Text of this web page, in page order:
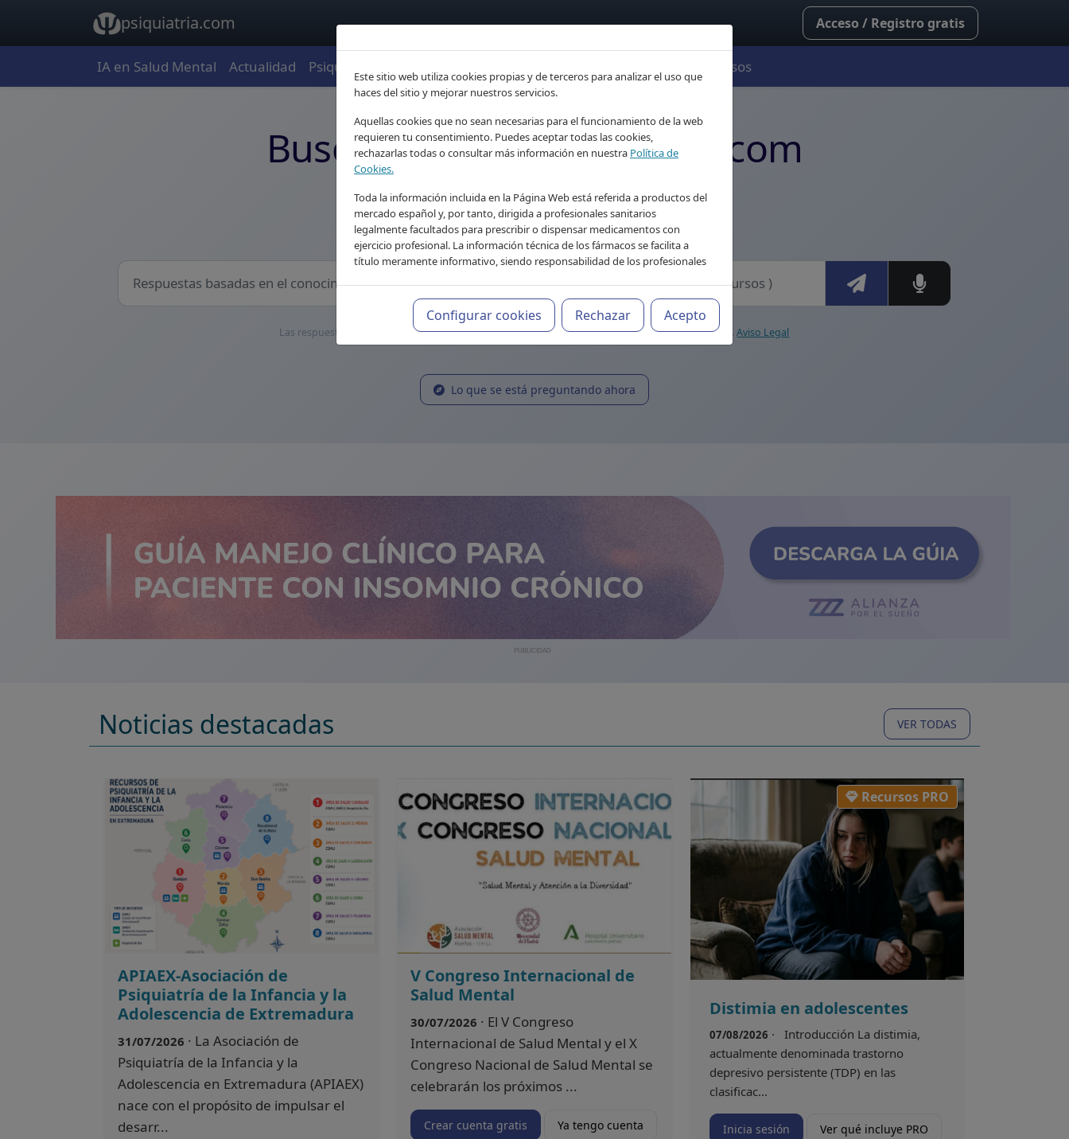
psiquiatria.com Acceso / Registro gratis
IA en Salud Mental Actualidad Psiquiatría Cursos
Este sitio web utiliza cookies propias y de terceros para analizar el uso que
haces del sitio y mejorar nuestros servicios.
Aquellas cookies que no sean necesarias para el funcionamiento de la web
requieren tu consentimiento. Puedes aceptar todas las cookies,
rechazarlas todas o consultar más información en nuestra Política de
Cookies.
Toda la información incluida en la Página Web está referida a productos del
mercado español y, por tanto, dirigida a profesionales sanitarios
legalmente facultados para prescribir o dispensar medicamentos con
ejercicio profesional. La información técnica de los fármacos se facilita a
título meramente informativo, siendo responsabilidad de los profesionales
Configurar cookies Rechazar Acepto
Psiquiatria.com: conocimiento clínico para profesionales de la
Buscador IA de Psiquiatria.com
Tu asistente de conocimiento profesional, 24/7
Las respuestas tienen finalidad informativa y educativa. No sustituyen el juicio clínico profesional.Aviso Legal
Lo que se está preguntando ahora
PUBLICIDAD
Noticias destacadas VER TODAS
APIAEX-Asociación de
Psiquiatría de la Infancia y la
Adolescencia de Extremadura
31/07/2026 · La Asociación de
Psiquiatría de la Infancia y la
Adolescencia en Extremadura (APIAEX)
nace con el propósito de impulsar el
desarr...
V Congreso Internacional de
Salud Mental
30/07/2026 · El V Congreso
Internacional de Salud Mental y el X
Congreso Nacional de Salud Mental se
celebrarán los próximos ...
Crear cuenta gratis Ya tengo cuenta
Recursos PRO
Distimia en adolescentes
07/08/2026 · Introducción La distimia,
actualmente denominada trastorno
depresivo persistente (TDP) en las
clasificac...
Inicia sesión Ver qué incluye PRO